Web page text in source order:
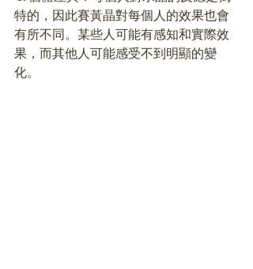
特的，因此賽黃晶對每個人的效果也會
有所不同。某些人可能有感知和實際效
果，而其他人可能感受不到明顯的變
化。